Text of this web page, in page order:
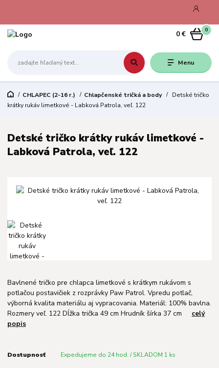
Menu
0
0 €
CHLAPEC (2-16 r.) Chlapčenské tričká a body
Detské tričko
krátky rukáv limetkové - Labková Patrola, veľ. 122
Detské tričko krátky rukáv limetkové -
Labková Patrola, veľ. 122
Bavlnené tričko pre chlapca limetkové s krátkym rukávom s
potlačou postavičiek z rozprávky Paw Patrol. Vpredu potlač,
výborná kvalita materiálu aj vypracovania. Materiál: 100% bavlna.
Rozmery veľ. 122 Dĺžka trička 49 cm Hrudník šírka 37 cm celý
popis
Dostupnosť Expedujeme do 24 hod. / SKLADOM 1 ks